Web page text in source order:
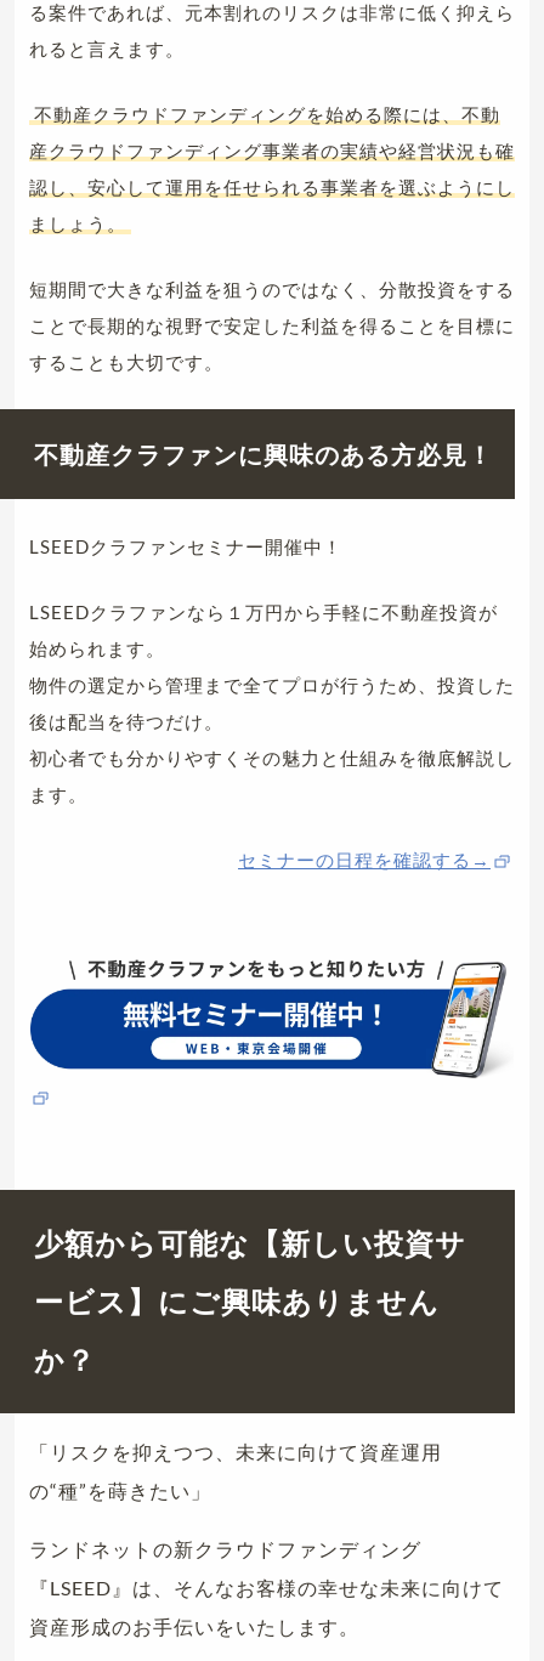
る案件であれば、元本割れのリスクは非常に低く抑えら
れると言えます。
不動産クラウドファンディングを始める際には、不動
産クラウドファンディング事業者の実績や経営状況も確
認し、安心して運用を任せられる事業者を選ぶようにし
ましょう。
短期間で大きな利益を狙うのではなく、分散投資をする
ことで長期的な視野で安定した利益を得ることを目標に
することも大切です。
不動産クラファンに興味のある方必見！
LSEEDクラファンセミナー開催中！
LSEEDクラファンなら１万円から手軽に不動産投資が
始められます。
物件の選定から管理まで全てプロが行うため、投資した
後は配当を待つだけ。
初心者でも分かりやすくその魅力と仕組みを徹底解説し
ます。
セミナーの日程を確認する→
少額から可能な【新しい投資サ
ービス】にご興味ありません
か？
「リスクを抑えつつ、未来に向けて資産運用
の“種”を蒔きたい」
ランドネットの新クラウドファンディング
『LSEED』は、そんなお客様の幸せな未来に向けて
資産形成のお手伝いをいたします。